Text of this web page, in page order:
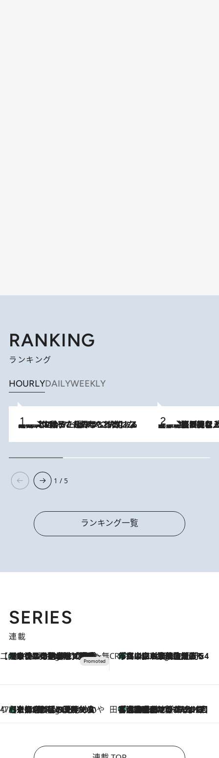
RANKING
ランキング
HOURLYDAILYWEEKLY
2026.8.5
【阿川佐和子さんの年とる力】なぜ70代で始めた趣味は“こんなに楽しい”のか？ ピアノ、俳句…スランプに陥っても続けられる“ある秘訣”とは 2026.8.5
【なぜ吉沢亮は「気配を消せる」のか？】興行収入208億の『国宝』を経て挑むミュージカル『ディア・エヴァン・ハンセン』。トップ俳優が舞台上でさらけ出した“孤独”とは
1 / 5
ランキング一覧
SERIES
連載
【CREA×星野リゾート】唯一無二。癒しと発見が待つ場所へ
6 Hours Ago
【トンボの足水浴】ヒノキの香りに包まれて涼感マックス！約13℃の湧水かけ流しを避暑地「星野温泉 トンボの湯」で体験 CREA'S CHOICE
8 Hours Ago
「立川にも歌舞伎があるんだよ」 片岡仁左衛門・市川中車ら豪華座組みで4年目の立川立飛歌舞伎へ
47都道府県の手みやげ ひんやりスイーツで夏を満喫
8 Hours Ago
【京都府】この夏絶対食べたい 冷やしておいしいおやつ3選 ひと口目から心を掴む新緑のテリーヌ 田中稲の勝手に再ブーム
2026.8.7
「湘南乃風に憧れて」観客大盛上がりの“タオル回し”に、ラッパー顔負けの高速歌唱まで…さだまさし（74）のアグレッシブすぎる現在地